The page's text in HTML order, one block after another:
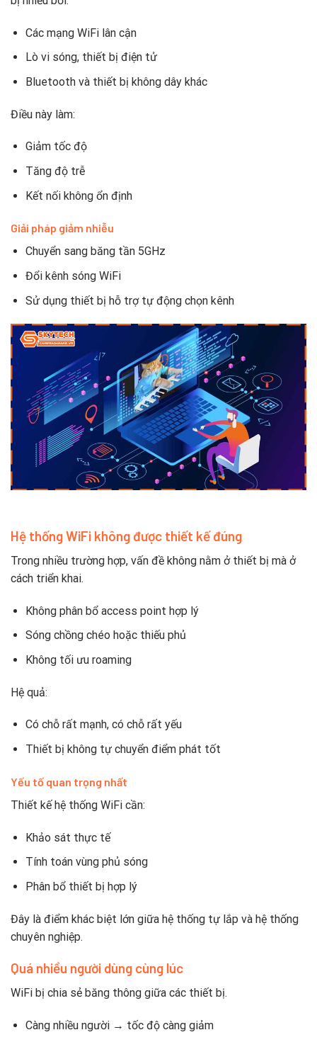
Các mạng WiFi lân cận
Lò vi sóng, thiết bị điện tử
Bluetooth và thiết bị không dây khác
Điều này làm:
Giảm tốc độ
Tăng độ trễ
Kết nối không ổn định
Giải pháp giảm nhiễu
Chuyển sang băng tần 5GHz
Đổi kênh sóng WiFi
Sử dụng thiết bị hỗ trợ tự động chọn kênh
Hệ thống WiFi không được thiết kế đúng
Trong nhiều trường hợp, vấn đề không nằm ở thiết bị mà ở
cách triển khai.
Không phân bổ access point hợp lý
Sóng chồng chéo hoặc thiếu phủ
Không tối ưu roaming
Hệ quả:
Có chỗ rất mạnh, có chỗ rất yếu
Thiết bị không tự chuyển điểm phát tốt
Yếu tố quan trọng nhất
Thiết kế hệ thống WiFi cần:
Khảo sát thực tế
Tính toán vùng phủ sóng
Phân bổ thiết bị hợp lý
Đây là điểm khác biệt lớn giữa hệ thống tự lắp và hệ thống
chuyên nghiệp.
Quá nhiều người dùng cùng lúc
WiFi bị chia sẻ băng thông giữa các thiết bị.
Càng nhiều người → tốc độ càng giảm